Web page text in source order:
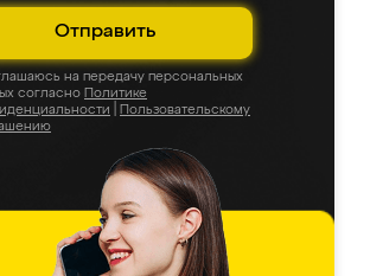
Отправить
на передачу персональных
согласно Политике
Пользовательскому